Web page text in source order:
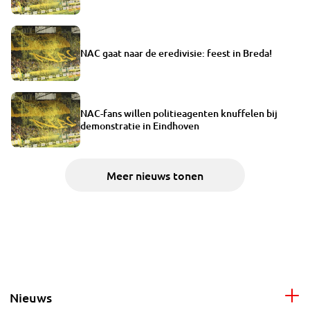
NAC gaat naar de eredivisie: feest in Breda!
NAC-fans willen politieagenten knuffelen bij
demonstratie in Eindhoven
Meer nieuws tonen
Nieuws